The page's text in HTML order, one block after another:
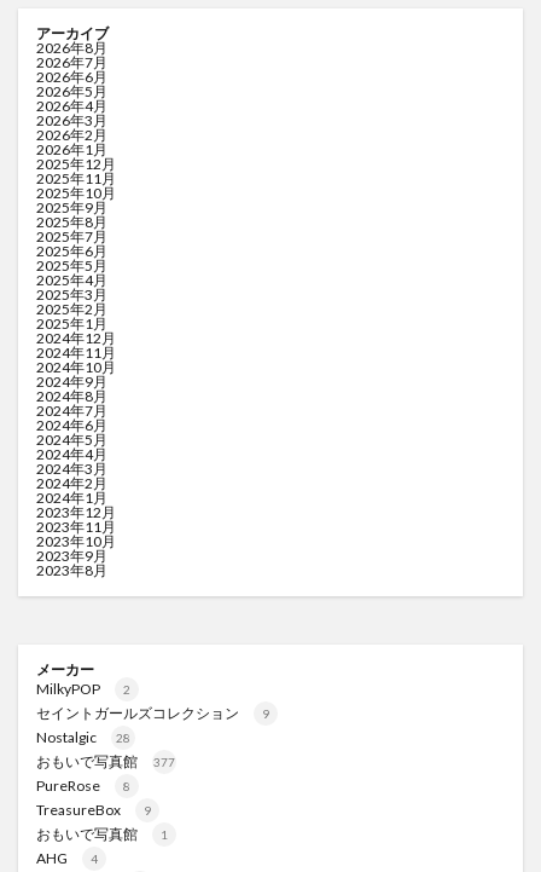
アーカイブ
2026年8月
2026年7月
2026年6月
2026年5月
2026年4月
2026年3月
2026年2月
2026年1月
2025年12月
2025年11月
2025年10月
2025年9月
2025年8月
2025年7月
2025年6月
2025年5月
2025年4月
2025年3月
2025年2月
2025年1月
2024年12月
2024年11月
2024年10月
2024年9月
2024年8月
2024年7月
2024年6月
2024年5月
2024年4月
2024年3月
2024年2月
2024年1月
2023年12月
2023年11月
2023年10月
2023年9月
2023年8月
メーカー
MilkyPOP
2
セイントガールズコレクション 9
Nostalgic 28
おもいで写真館 377
PureRose 8
TreasureBox 9
おもいで写真館 1
AHG 4